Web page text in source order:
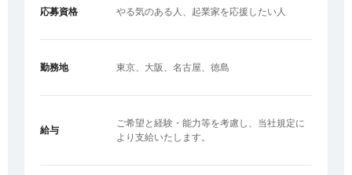
応募資格 やる気のある人、起業家を応援したい人
勤務地 東京、大阪、名古屋、徳島
給与
ご希望と経験・能力等を考慮し、当社規定に
より支給いたします。